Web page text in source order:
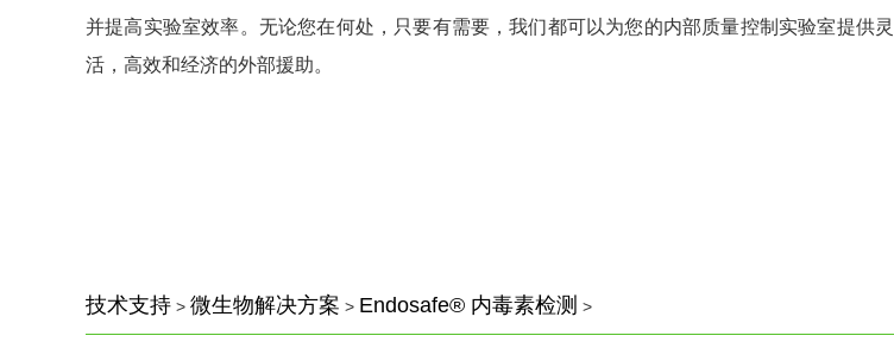
并提高实验室效率。无论您在何处，只要有需要，我们都可以为您的内部质量控制实验室提供灵
活，高效和经济的外部援助。
技术支持 > 微生物解决方案 > Endosafe® 内毒素检测 >